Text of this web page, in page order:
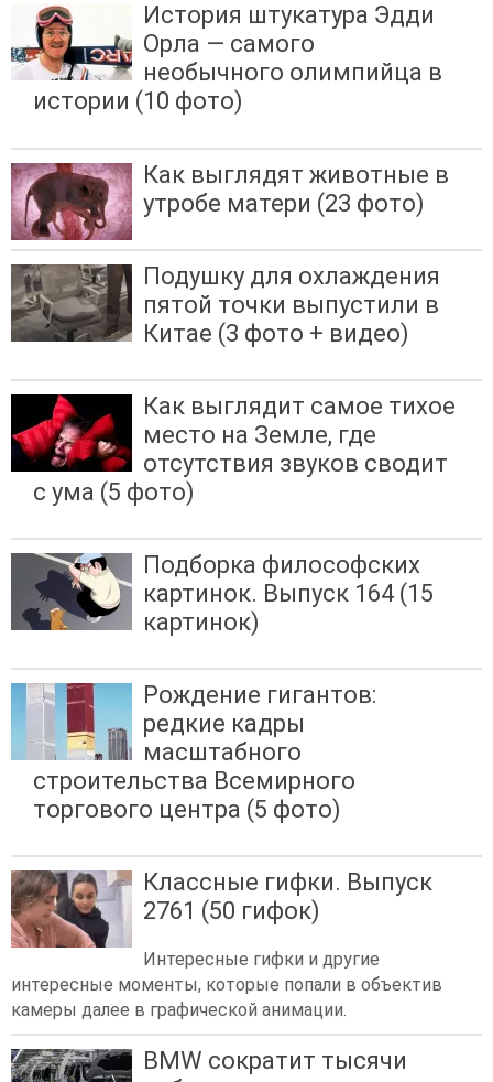
История штукатура Эдди
Орла — самого
необычного олимпийца в
истории (10 фото)
Как выглядят животные в
утробе матери (23 фото)
Подушку для охлаждения
пятой точки выпустили в
Китае (3 фото + видео)
Как выглядит самое тихое
место на Земле, где
отсутствия звуков сводит
с ума (5 фото)
Подборка философских
картинок. Выпуск 164 (15
картинок)
Рождение гигантов:
редкие кадры
масштабного
строительства Всемирного
торгового центра (5 фото)
Классные гифки. Выпуск
2761 (50 гифок)
Интересные гифки и другие
интересные моменты, которые попали в объектив
камеры далее в графической анимации.
BMW сократит тысячи